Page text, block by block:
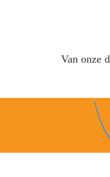
Van onze